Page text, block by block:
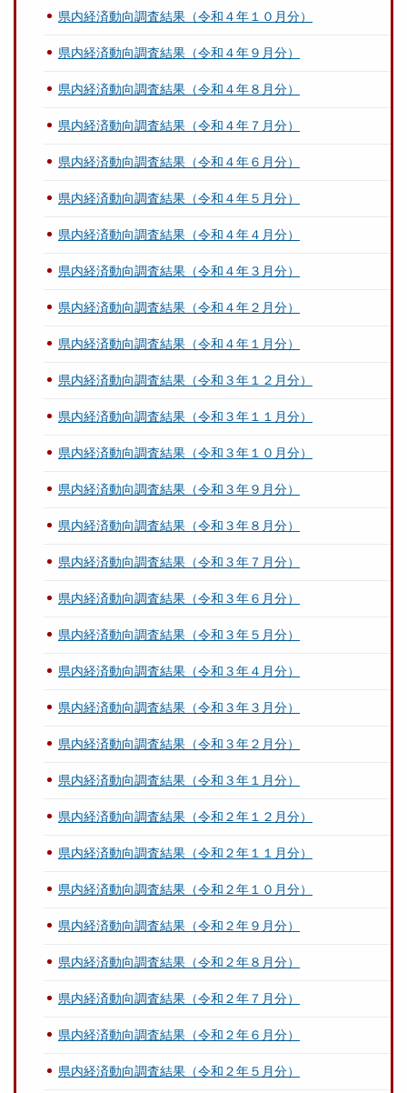
県内経済動向調査結果（令和４年１０月分）
県内経済動向調査結果（令和４年９月分）
県内経済動向調査結果（令和４年８月分）
県内経済動向調査結果（令和４年７月分）
県内経済動向調査結果（令和４年６月分）
県内経済動向調査結果（令和４年５月分）
県内経済動向調査結果（令和４年４月分）
県内経済動向調査結果（令和４年３月分）
県内経済動向調査結果（令和４年２月分）
県内経済動向調査結果（令和４年１月分）
県内経済動向調査結果（令和３年１２月分）
県内経済動向調査結果（令和３年１１月分）
県内経済動向調査結果（令和３年１０月分）
県内経済動向調査結果（令和３年９月分）
県内経済動向調査結果（令和３年８月分）
県内経済動向調査結果（令和３年７月分）
県内経済動向調査結果（令和３年６月分）
県内経済動向調査結果（令和３年５月分）
県内経済動向調査結果（令和３年４月分）
県内経済動向調査結果（令和３年３月分）
県内経済動向調査結果（令和３年２月分）
県内経済動向調査結果（令和３年１月分）
県内経済動向調査結果（令和２年１２月分）
県内経済動向調査結果（令和２年１１月分）
県内経済動向調査結果（令和２年１０月分）
県内経済動向調査結果（令和２年９月分）
県内経済動向調査結果（令和２年８月分）
県内経済動向調査結果（令和２年７月分）
県内経済動向調査結果（令和２年６月分）
県内経済動向調査結果（令和２年５月分）